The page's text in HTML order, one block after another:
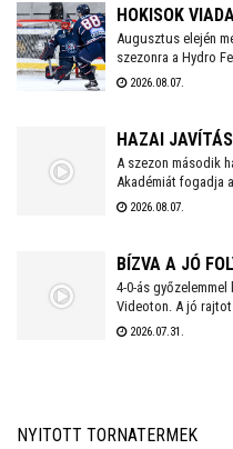
világklasszis csapatokat
kaphatók!
HOKISOK
Augusztus elején
szezonra a Hydro
edzéseken részt
2026.08.07.
HAZAI
A szezon második
Akadémiát fogadja
Kazincbarcika elleni
2026.08.07.
BÍZVA A JÓ
4-0-ás
Videoton. A jó
követi, a tavaly még
2026.07.31.
NYITOTT TORNATERMEK